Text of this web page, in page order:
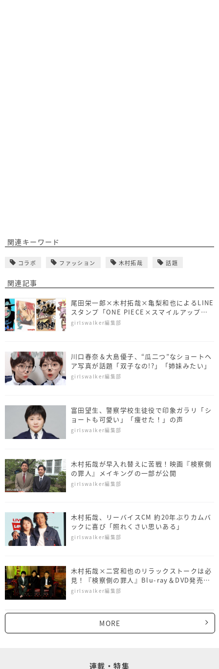
関連キーワード
コラボ ファッション 木村拓哉 話題
関連記事
尾⽥栄⼀郎×⽊村拓哉×⻲梨和也によるLINE
スタンプ「ONE PIECE×スマイルアップス
タンプ」発売
girlswalker編集部
川口春奈＆大島優子、“瓜二つ”なショートヘ
ア写真が話題「双子なの!?」「姉妹みたい」
girlswalker編集部
富田望生、警察学校生徒役で印象ガラリ「シ
ョートも可愛い」「痩せた！」の声
girlswalker編集部
木村拓哉が早入れ替えに苦戦！映画『検察側
の罪人』メイキングの一部が公開
girlswalker編集部
木村拓哉、リーバイスCM 約20年ぶりカムバ
ックに喜び「照れくさい思いある」
girlswalker編集部
木村拓哉×二宮和也のリラックストークは必
見！『検察側の罪人』Blu-ray＆DVD発売決
定
girlswalker編集部
MORE
連載・特集